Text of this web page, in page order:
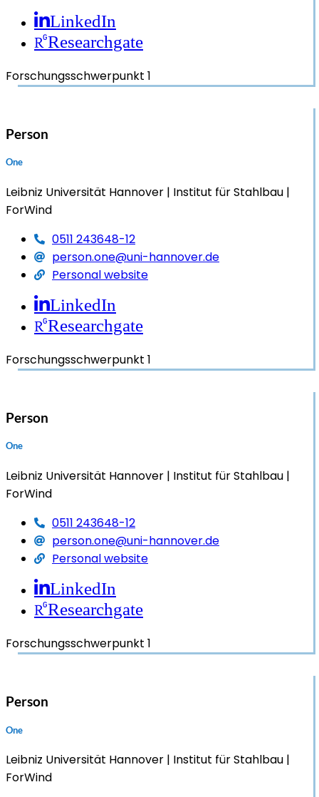
LinkedIn
Researchgate
Forschungsschwerpunkt 1
Person
One
Leibniz Universität Hannover
Institut für Stahlbau
ForWind
0511 243648-12
person.one@uni-hannover.de
Personal website
LinkedIn
Researchgate
Forschungsschwerpunkt 1
Person
One
Leibniz Universität Hannover
Institut für Stahlbau
ForWind
0511 243648-12
person.one@uni-hannover.de
Personal website
LinkedIn
Researchgate
Forschungsschwerpunkt 1
Person
One
Leibniz Universität Hannover
Institut für Stahlbau
ForWind